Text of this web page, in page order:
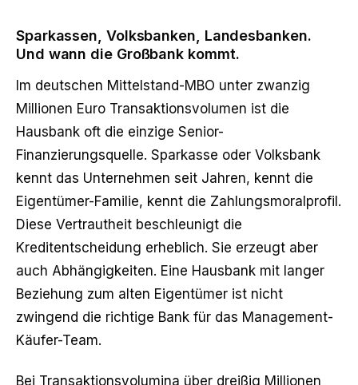
Sparkassen, Volksbanken, Landesbanken.
Und wann die Großbank kommt.
Im deutschen Mittelstand-MBO unter zwanzig
Millionen Euro Transaktionsvolumen ist die
Hausbank oft die einzige Senior-
Finanzierungsquelle. Sparkasse oder Volksbank
kennt das Unternehmen seit Jahren, kennt die
Eigentümer-Familie, kennt die Zahlungsmoralprofil.
Diese Vertrautheit beschleunigt die
Kreditentscheidung erheblich. Sie erzeugt aber
auch Abhängigkeiten. Eine Hausbank mit langer
Beziehung zum alten Eigentümer ist nicht
zwingend die richtige Bank für das Management-
Käufer-Team.
Bei Transaktionsvolumina über dreißig Millionen